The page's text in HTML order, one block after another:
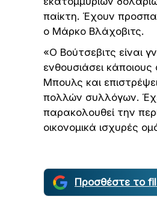
παίκτη. Έχουν
ο Μάρκο Βλάχοβιτς.
«Ο Βούτσεβιτς είναι
ενθουσιάσει
Μπουλς και
πολλών συλλόγων.
παρακολουθεί την
οικονομικά ισχυρές
Προσθέστε το